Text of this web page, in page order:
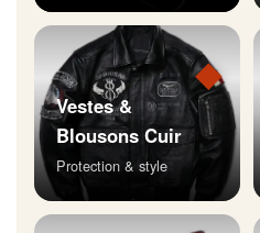
◆
Vestes &
Blousons Cuir
Protection & style